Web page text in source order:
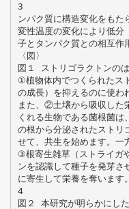
3
ンパク質に構造変化をもた
変性温度の変化により低分
子とタンパク質との相互作
〈図〉
図１ ストリゴラクトンの
①植物体内でつくられたス
の成長）を抑えるのに使わ
また、②土壌から吸収した
くれる生物である菌根菌は
の根から分泌されたストリ
せて、共生を始めます。一
③根寄生雑草（ストライガ
ンを認識して種子を発芽さ
に寄生して栄養を奪います。
4
図２ 本研究が明らかにし